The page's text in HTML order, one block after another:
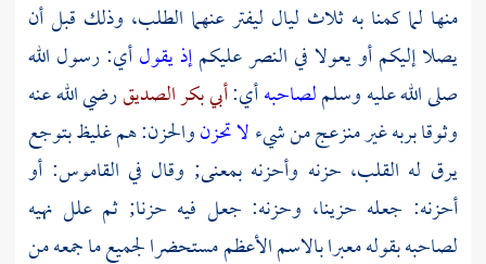
منها لما كمنا به ثلاث ليال ليفتر عنهما الطلب، وذلك قبل أن
يصلا إليكم أو يعولا في النصر عليكمإذ يقولأي: رسول الله
صلى الله عليه وسلملصاحبهأي:أبي بكر الصديقرضي الله عنه
وثوقا بربه غير منزعج من شيءلا تحزنوالحزن: هم غليظ بتوجع
يرق له القلب، حزنه وأحزنه بمعنى; وقال في القاموس: أو
أحزنه: جعله حزينا، وحزنه: جعل فيه حزنا; ثم علل نهيه
لصاحبه بقوله معبرا بالاسم الأعظم مستحضرا لجميع ما جمعه من